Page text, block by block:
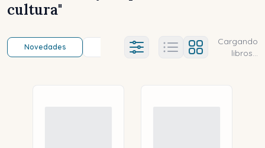
cultura"
Novedades Título (a-z) Título (z-a)
Ajustes abierto
Cargando
libros...